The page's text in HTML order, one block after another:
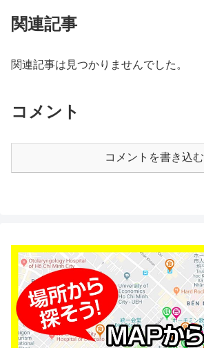
関連記事
関連記事は見つかりませんでした。
コメント
コメントを書き込む